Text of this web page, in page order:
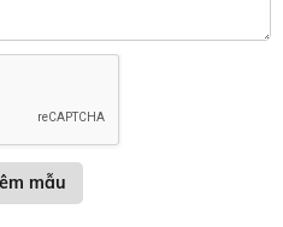
mẫu